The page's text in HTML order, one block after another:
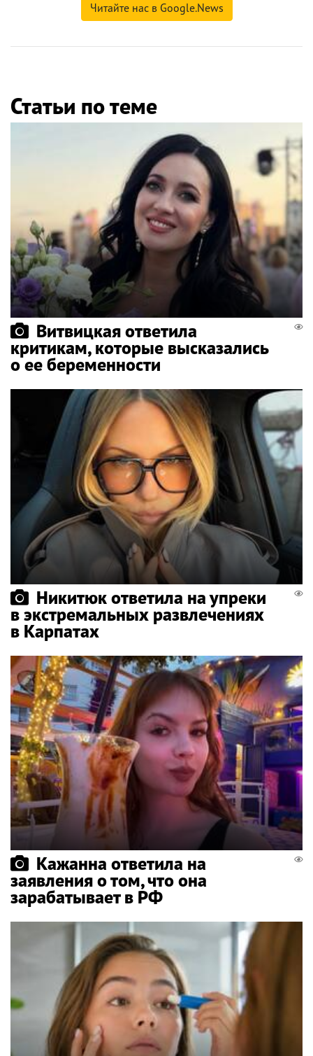
Читайте нас в Google.News
Статьи по теме
Витвицкая ответила
критикам, которые высказались
о ее беременности
Никитюк ответила на упреки
в экстремальных развлечениях
в Карпатах
Кажанна ответила на
заявления о том, что она
зарабатывает в РФ